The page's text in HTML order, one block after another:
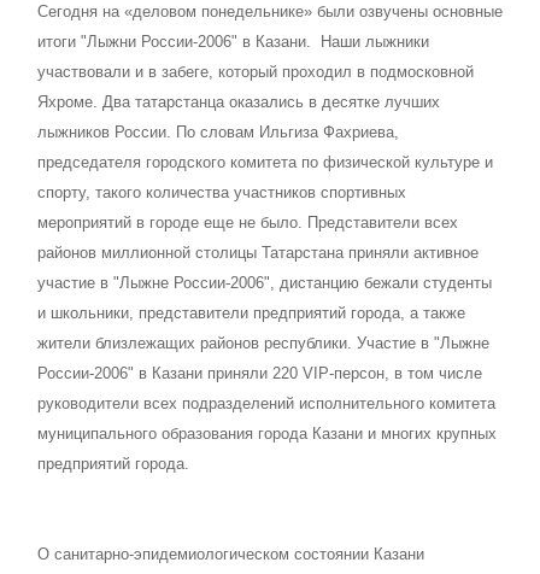
Сегодня на «деловом понедельнике» были озвучены основные
итоги "Лыжни России-2006" в Казани.
Наши лыжники
участвовали и в забеге, который проходил в подмосковной
Яхроме. Два татарстанца оказались в десятке лучших
лыжников России. По словам Ильгиза Фахриева,
председателя городского комитета по физической культуре и
спорту, такого количества участников спортивных
мероприятий в городе еще не было. Представители всех
районов миллионной столицы Татарстана приняли активное
участие в "Лыжне России-2006", дистанцию бежали студенты
и школьники, представители предприятий города, а также
жители близлежащих районов республики. Участие в "Лыжне
России-2006" в Казани приняли 220 VIP-персон, в том числе
руководители всех подразделений исполнительного комитета
муниципального образования города Казани и многих крупных
предприятий города.
О санитарно-эпидемиологическом состоянии Казани